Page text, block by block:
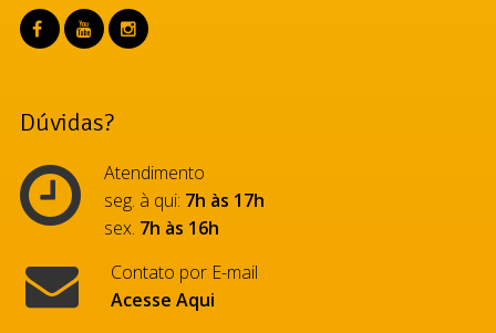
Dúvidas?
Atendimento
seg. à qui: 7h às 17h
sex. 7h às 16h
Contato por E-mail
Acesse Aqui